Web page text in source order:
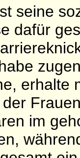
seine
dafür
erhalte
im